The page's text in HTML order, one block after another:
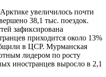
увеличилось почти
38,1 тыс. поездок.
зафиксирована
приходится около 13%
в ЦСР. Мурманская
лидером по росту
иностранцев выросло в 2,1